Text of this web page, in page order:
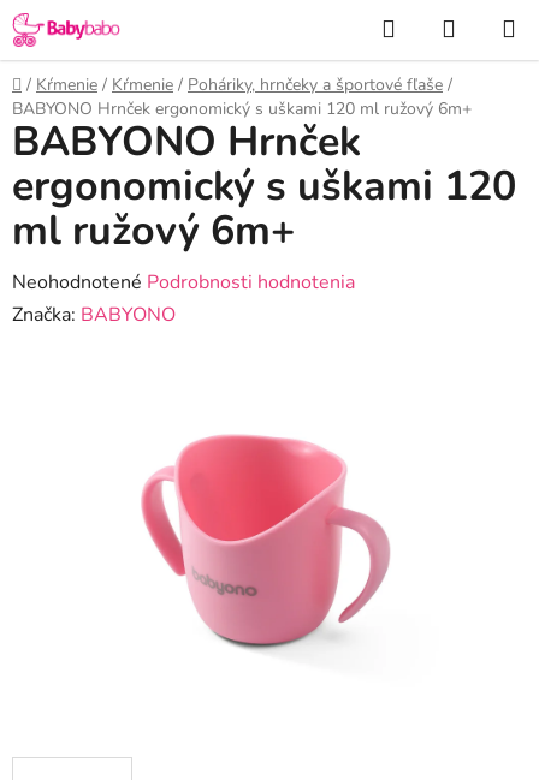
Prejsť
na
obsah
Hľadať
KOŠÍK
Domov
/ Kŕmenie / Kŕmenie / Poháriky, hrnčeky a športové fľaše /
BABYONO Hrnček ergonomický s uškami 120 ml ružový 6m+
BABYONO Hrnček
ergonomický s uškami 120
ml ružový 6m+
Priemerné
hodnotenie
Neohodnotené Podrobnosti hodnotenia
Značka: BABYONO